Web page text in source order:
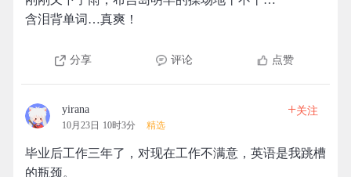
含泪背单词…真爽！
分享 评论 点赞
yirana
10月23日 10时3分 精选
+关注
毕业后工作三年了，对现在工作不满意，英语是我跳槽
的瓶颈。